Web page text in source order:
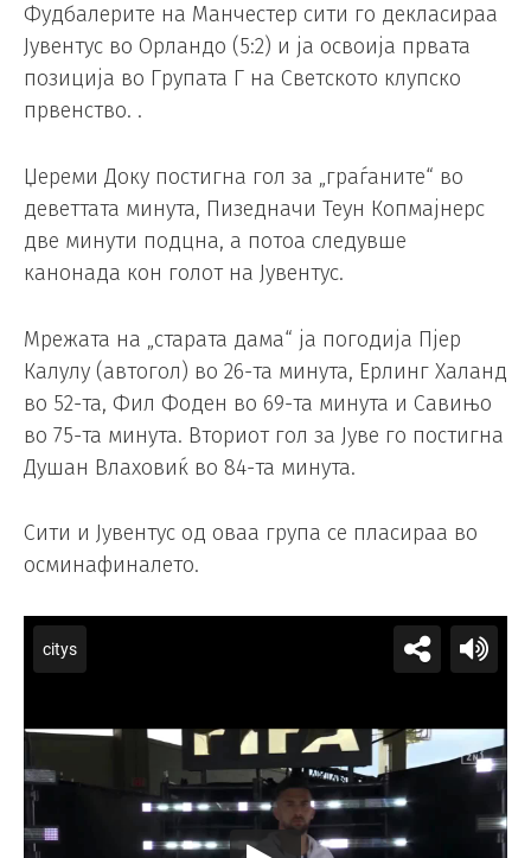
Фудбалерите на Манчестер сити го декласираа
Јувентус во Орландо (5:2) и ја освоија првата
позиција во Групата Г на Светското клупско
првенство. .
Џереми Доку постигна гол за „граѓаните“ во
деветтата минута, Пизедначи Теун Копмајнерс
две минути подцна, а потоа следувше
канонада кон голот на Јувентус.
Мрежата на „старата дама“ ја погодија Пјер
Калулу (автогол) во 26-та минута, Ерлинг Халанд
во 52-та, Фил Фоден во 69-та минута и Савињо
во 75-та минута. Вториот гол за Јуве го постигна
Душан Влаховиќ во 84-та минута.
Сити и Јувентус од оваа група се пласираа во
осминафиналето.